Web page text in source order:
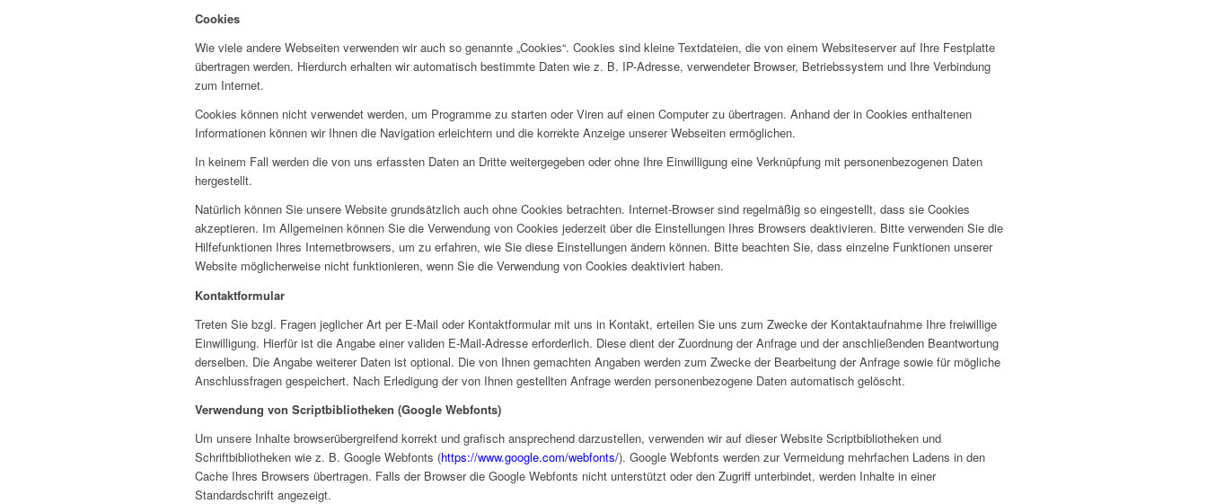
Cookies
Wie viele andere Webseiten verwenden wir auch so genannte „Cookies“. Cookies sind kleine Textdateien, die von einem Websiteserver auf Ihre Festplatte
übertragen werden. Hierdurch erhalten wir automatisch bestimmte Daten wie z. B. IP-Adresse, verwendeter Browser, Betriebssystem und Ihre Verbindung
zum Internet.
Cookies können nicht verwendet werden, um Programme zu starten oder Viren auf einen Computer zu übertragen. Anhand der in Cookies enthaltenen
Informationen können wir Ihnen die Navigation erleichtern und die korrekte Anzeige unserer Webseiten ermöglichen.
In keinem Fall werden die von uns erfassten Daten an Dritte weitergegeben oder ohne Ihre Einwilligung eine Verknüpfung mit personenbezogenen Daten
hergestellt.
Natürlich können Sie unsere Website grundsätzlich auch ohne Cookies betrachten. Internet-Browser sind regelmäßig so eingestellt, dass sie Cookies
akzeptieren. Im Allgemeinen können Sie die Verwendung von Cookies jederzeit über die Einstellungen Ihres Browsers deaktivieren. Bitte verwenden Sie die
Hilfefunktionen Ihres Internetbrowsers, um zu erfahren, wie Sie diese Einstellungen ändern können. Bitte beachten Sie, dass einzelne Funktionen unserer
Website möglicherweise nicht funktionieren, wenn Sie die Verwendung von Cookies deaktiviert haben.
Kontaktformular
Treten Sie bzgl. Fragen jeglicher Art per E-Mail oder Kontaktformular mit uns in Kontakt, erteilen Sie uns zum Zwecke der Kontaktaufnahme Ihre freiwillige
Einwilligung. Hierfür ist die Angabe einer validen E-Mail-Adresse erforderlich. Diese dient der Zuordnung der Anfrage und der anschließenden Beantwortung
derselben. Die Angabe weiterer Daten ist optional. Die von Ihnen gemachten Angaben werden zum Zwecke der Bearbeitung der Anfrage sowie für mögliche
Anschlussfragen gespeichert. Nach Erledigung der von Ihnen gestellten Anfrage werden personenbezogene Daten automatisch gelöscht.
Verwendung von Scriptbibliotheken (Google Webfonts)
Um unsere Inhalte browserübergreifend korrekt und grafisch ansprechend darzustellen, verwenden wir auf dieser Website Scriptbibliotheken und
Schriftbibliotheken wie z. B. Google Webfonts (https://www.google.com/webfonts/). Google Webfonts werden zur Vermeidung mehrfachen Ladens in den
Cache Ihres Browsers übertragen. Falls der Browser die Google Webfonts nicht unterstützt oder den Zugriff unterbindet, werden Inhalte in einer
Standardschrift angezeigt.